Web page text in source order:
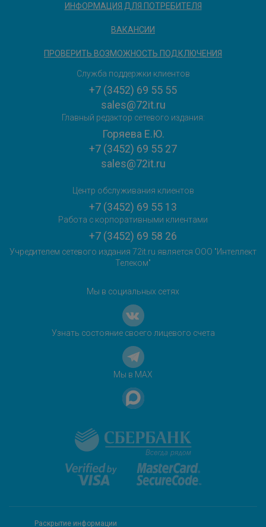
ИНФОРМАЦИЯ ДЛЯ ПОТРЕБИТЕЛЯ
ВАКАНСИИ
ПРОВЕРИТЬ ВОЗМОЖНОСТЬ ПОДКЛЮЧЕНИЯ
Служба поддержки клиентов
+7 (3452) 69 55 55
sales@72it.ru
Главный редактор сетевого издания:
Горяева Е.Ю.
+7 (3452) 69 55 27
sales@72it.ru
Центр обслуживания клиентов
+7 (3452) 69 55 13
Работа с корпоративными клиентами
+7 (3452) 69 58 26
Учредителем сетевого издания 72it.ru является ООО "Интеллект
Телеком"
Мы в социальных сетях
Узнать состояние своего лицевого счета
Мы в MAX
Раскрытие информации